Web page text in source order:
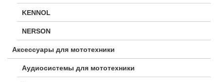
KENNOL
NERSON
Аксессуары для мототехники
Аудиосистемы для мототехники